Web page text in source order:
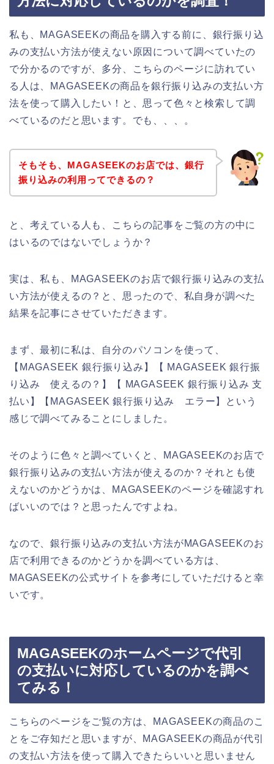
私も、MAGASEEKの商品を購入する前に、銀行振り込
みの支払い方法が使えない原因について調べていたの
で分かるのですが、多分、こちらのページに訪れてい
る人は、MAGASEEKの商品を銀行振り込みの支払い方
法を使って購入したい！と、思って色々と検索して調
べているのだと思います。でも、、、。
そもそも、MAGASEEKのお店では、銀行
振り込みの利用ってできるの？
と、考えている人も、こちらの記事をご覧の方の中に
はいるのではないでしょうか？
実は、私も、MAGASEEKのお店で銀行振り込みの支払
い方法が使えるの？と、思ったので、私自身が調べた
結果を記事にさせていただきます。
まず、最初に私は、自分のパソコンを使って、
【MAGASEEK 銀行振り込み】【 MAGASEEK 銀行振
り込み 使えるの？】【 MAGASEEK 銀行振り込み 支
払い】【MAGASEEK 銀行振り込み エラー】という
感じで調べてみることにしました。
そのように色々と調べていくと、MAGASEEKのお店で
銀行振り込みの支払い方法が使えるのか？それとも使
えないのかどうかは、MAGASEEKのページを確認すれ
ばいいのでは？と思ったんですよね。
なので、銀行振り込みの支払い方法がMAGASEEKのお
店で利用できるのかどうかを調べている方は、
MAGASEEKの公式サイトを参考にしていただけると幸
いです。
MAGASEEKのホームページで代引
の支払いに対応しているのかを調べ
てみる！
こちらのページをご覧の方は、MAGASEEKの商品のこ
とをご存知だと思いますが、MAGASEEKの商品が代引
の支払い方法を使って購入できたらいいと思いません